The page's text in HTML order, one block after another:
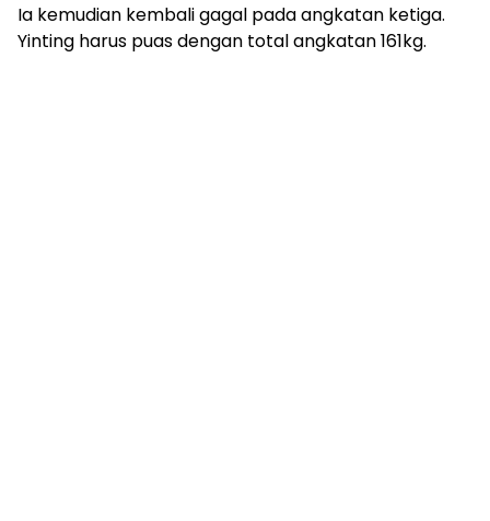
Ia kemudian kembali gagal pada angkatan ketiga.
Yinting harus puas dengan total angkatan 161kg.